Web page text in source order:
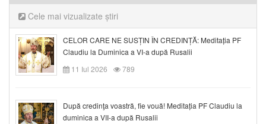
Cele mai vizualizate știri
CELOR CARE NE SUSȚIN ÎN CREDINȚĂ: Meditația PF
Claudiu la Duminica a VI-a după Rusalii
11 Iul 2026
789
După credinţa voastră, fie vouă! Meditația PF Claudiu la
duminica a VII-a după Rusalii